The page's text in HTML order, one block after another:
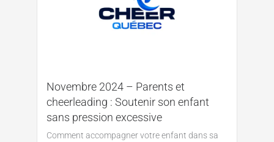
Novembre 2024 – Parents et
cheerleading : Soutenir son enfant
sans pression excessive
Comment accompagner votre enfant dans sa